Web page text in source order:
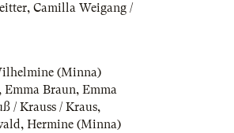
, Camilla Weigang /
(Minna)
, Emma Braun, Emma
/ Krauss / Kraus,
, Hermine (Minna)